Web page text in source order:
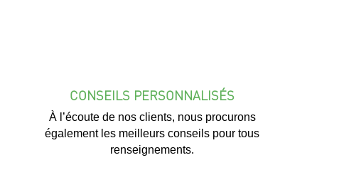
CONSEILS PERSONNALISÉS
À l’écoute de nos clients, nous procurons
également les meilleurs conseils pour tous
renseignements.